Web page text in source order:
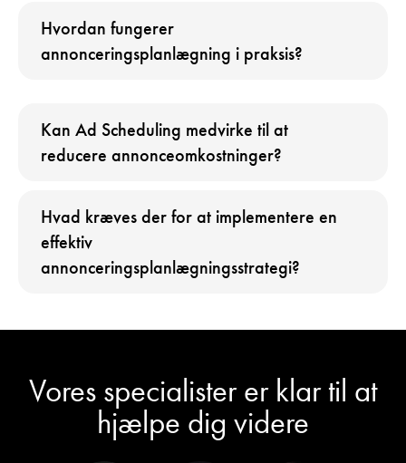
Hvordan fungerer
annonceringsplanlægning i praksis?
Kan Ad Scheduling medvirke til at
reducere annonceomkostninger?
Hvad kræves der for at implementere en
effektiv
annonceringsplanlægningsstrategi?
Vores specialister er klar til at
hjælpe dig videre